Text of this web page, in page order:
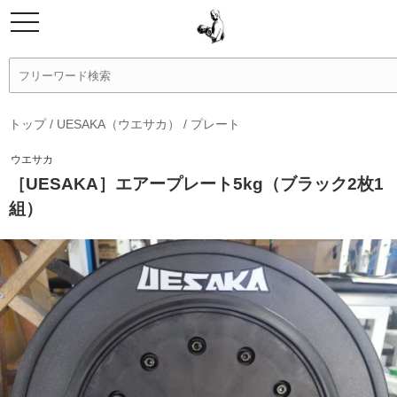
トップ/ UESAKA（ウエサカ） / プレート
ウエサカ
［UESAKA］エアープレート5kg（ブラック2枚1
組）